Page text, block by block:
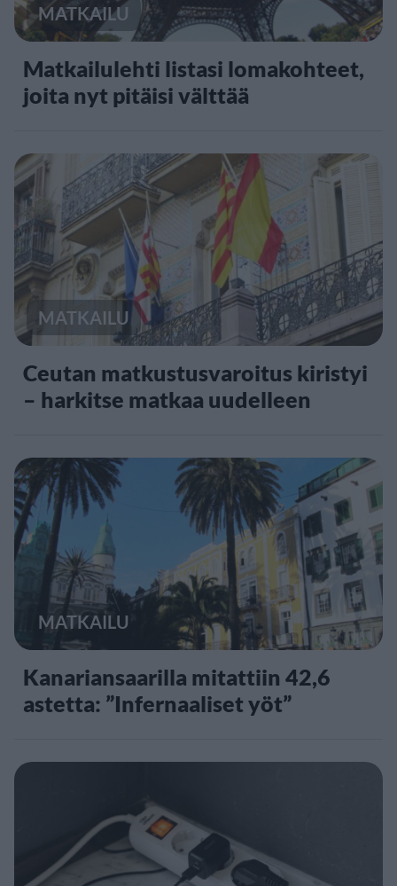
MATKAILU
Matkailulehti listasi lomakohteet,
joita nyt pitäisi välttää
MATKAILU
Ceutan matkustusvaroitus kiristyi
– harkitse matkaa uudelleen
MATKAILU
Kanariansaarilla mitattiin 42,6
astetta: ”Infernaaliset yöt”